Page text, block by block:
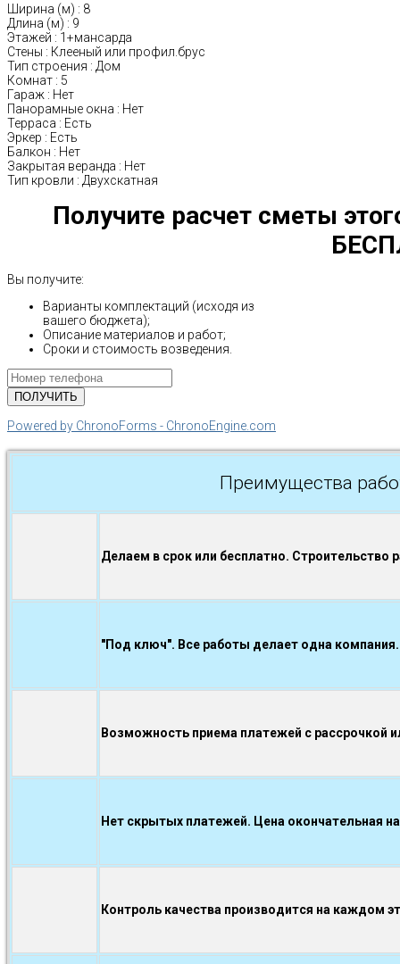
Ширина (м) : 8
Длина (м) : 9
Этажей : 1+мансарда
Стены : Клееный или профил.брус
Тип строения : Дом
Комнат : 5
Гараж : Нет
Панорамные окна : Нет
Терраса : Есть
Эркер : Есть
Балкон : Нет
Закрытая веранда : Нет
Тип кровли : Двухскатная
Получите расчет сметы
Вы получите:
Варианты комплектаций (исходя из
вашего бюджета);
Описание материалов и работ;
Сроки и стоимость возведения.
Powered by ChronoForms - ChronoEngine.com
Преимущества
Делаем в срок или бесплатно. Строительство
"Под ключ". Все работы делает одна компания.
Возможность приема платежей с рассрочкой
Нет скрытых платежей. Цена окончательная
Контроль качества производится на каждом